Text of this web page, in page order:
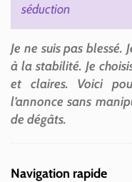
séduction
Je ne suis pas blessé.
à la stabilité. Je
et claires. Voici
l’annonce sans
de dégâts.
Navigation rapide